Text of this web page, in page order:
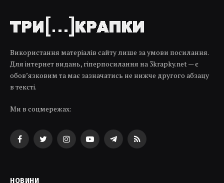
Використання матеріалів сайту лише за умови посилання.
Для інтернет видань, гіперпосилання на 3krapky.net — є
обов’язковим та має зазначатись не нижче другого абзацу
в тексті.
Ми в соцмережах:
FacebookTwitterInstagramYouTubeTelegramRSS
НОВИНИ